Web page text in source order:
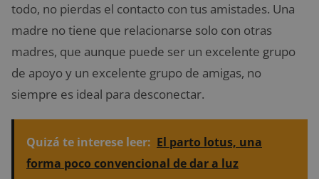
todo, no pierdas el contacto con tus amistades. Una
madre no tiene que relacionarse solo con otras
madres, que aunque puede ser un excelente grupo
de apoyo y un excelente grupo de amigas, no
siempre es ideal para desconectar.
Quizá te interese leer: El parto lotus, una
forma poco convencional de dar a luz